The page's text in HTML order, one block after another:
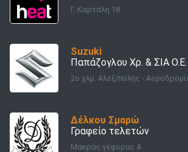
Γ. Καρτάλη 18
Suzuki
Παπάζογλου Χρ. & ΣΙΑ Ο.Ε.
2o χλμ. Αλεξ/πολης -
Δέλκου Σμαρώ
Γραφείο τελετών
Μακράς γέφυρας 4